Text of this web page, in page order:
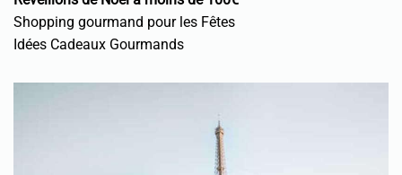
Shopping gourmand pour les Fêtes
Idées Cadeaux Gourmands